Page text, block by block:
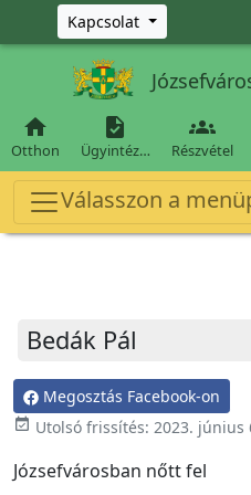
Ugrás a fő tartalomra
Kapcsolat

Otthon

Ügyintéz…

Részvétel
Válasszon a
Bedák Pál
Megosztás Facebook-on
event_available Utolsó frissítés: 2023. június
Józsefvárosban nőtt fel